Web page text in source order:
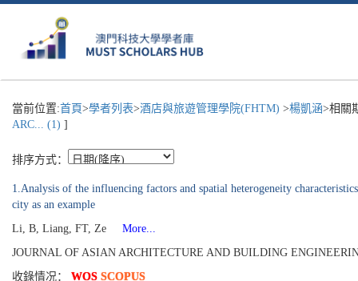
當前位置:首頁>學者列表>酒店與旅遊管理學院(FHTM) >楊凱涵>相關
ARC... (1) ]
排序方式：
1.Analysis of the influencing factors and spatial heterogeneity
city as an example
Li, B, Liang, FT, Ze
More...
JOURNAL OF ASIAN ARCHITECTURE AND BUILDING
收錄情况： WOS SCOPUS